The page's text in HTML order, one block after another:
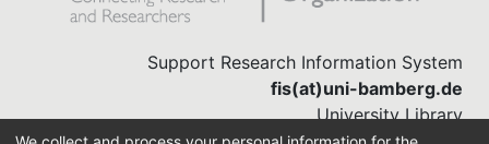
Support Research Information System
fis(at)uni-bamberg.de
University Library